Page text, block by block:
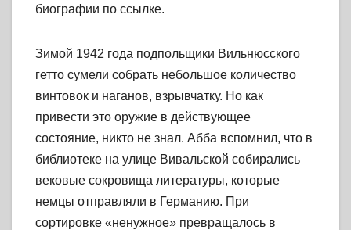
биографии по ссылке.
Зимой 1942 года подпольщики Вильнюсского
гетто сумели собрать небольшое количество
винтовок и наганов, взрывчатку. Но как
привести это оружие в действующее
состояние, никто не знал. Абба вспомнил, что в
библиотеке на улице Вивальской собирались
вековые сокровища литературы, которые
немцы отправляли в Германию. При
сортировке «ненужное» превращалось в